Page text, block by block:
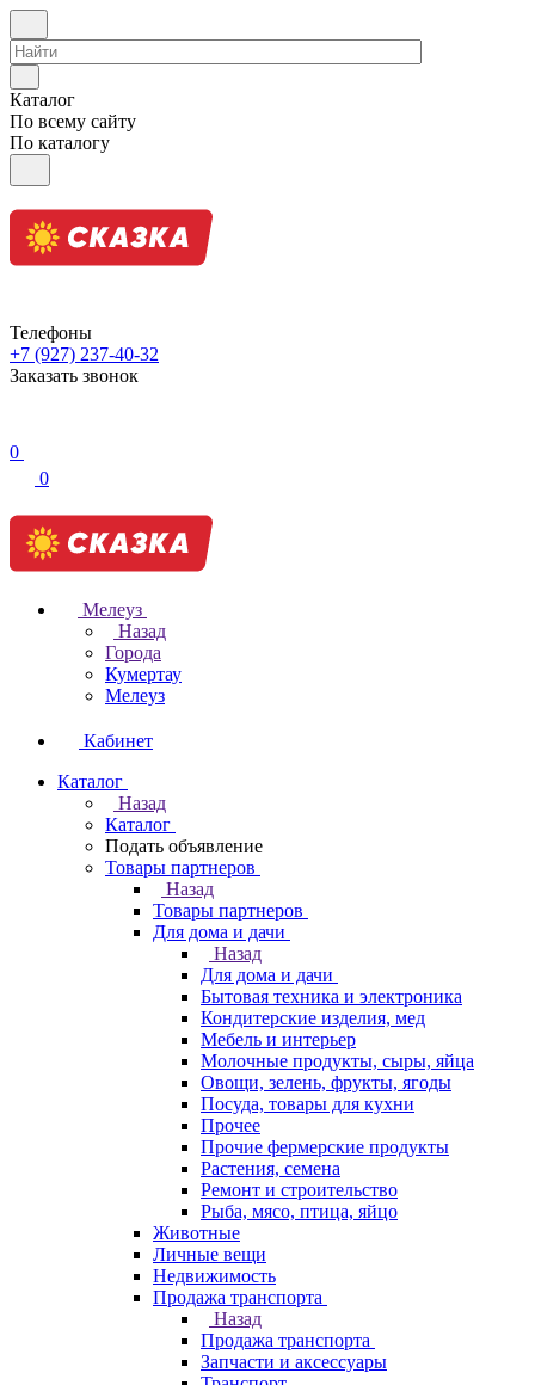
Каталог
По всему сайту
По каталогу
Телефоны
+7 (927) 237-40-32
Заказать звонок
0
0
Мелеуз
Назад
Города
Кумертау
Мелеуз
Кабинет
Каталог
Назад
Каталог
Подать объявление
Товары партнеров
Назад
Товары партнеров
Для дома и дачи
Назад
Для дома и дачи
Бытовая техника и электроника
Кондитерские изделия, мед
Мебель и интерьер
Молочные продукты, сыры, яйца
Овощи, зелень, фрукты, ягоды
Посуда, товары для кухни
Прочее
Прочие фермерские продукты
Растения, семена
Ремонт и строительство
Рыба, мясо, птица, яйцо
Животные
Личные вещи
Недвижимость
Продажа транспорта
Назад
Продажа транспорта
Запчасти и аксессуары